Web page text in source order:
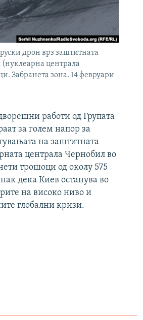
дрон врз заштитната
централа
Забранета зона. 14 февруари
работи од Групата
за голем напор за
на заштитната
централа Чернобил во
трошоци од околу 575
дека Киев останува во
на високо ниво и
глобални кризи.